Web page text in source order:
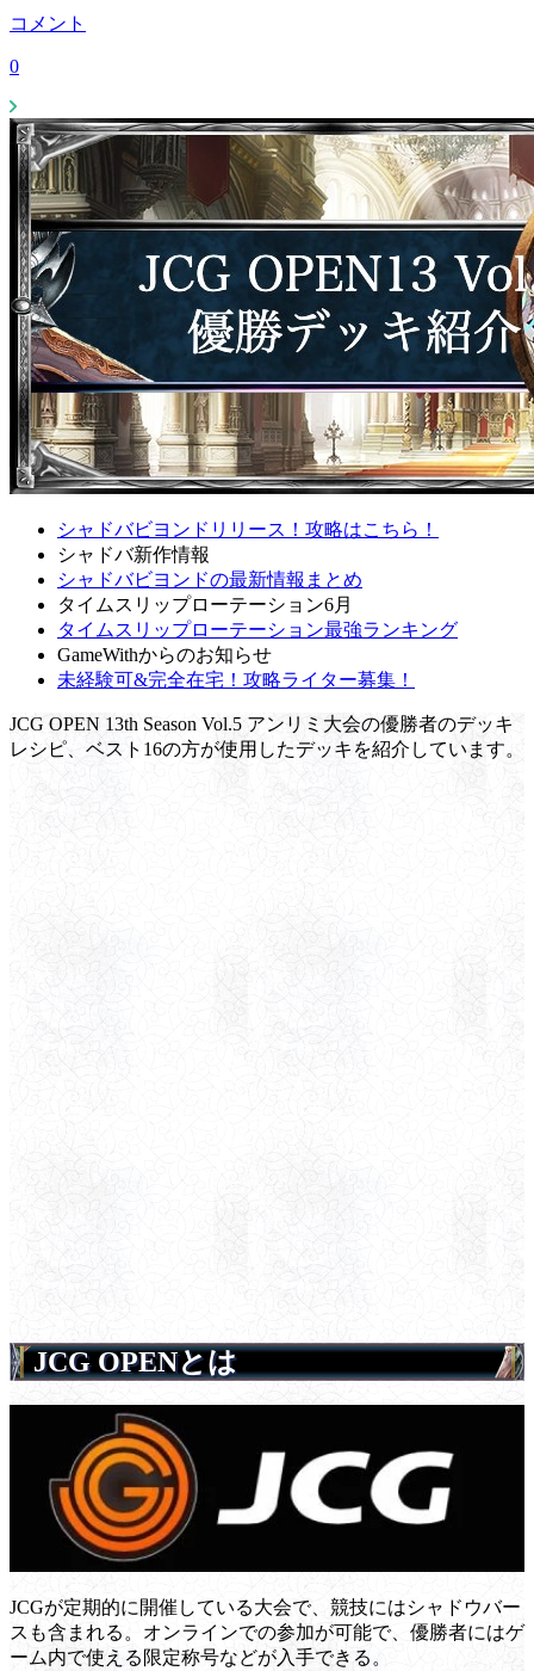
コメント
0
シャドバビヨンドリリース！攻略はこちら！
シャドバ新作情報
シャドバビヨンドの最新情報まとめ
タイムスリップローテーション6月
タイムスリップローテーション最強ランキング
GameWithからのお知らせ
未経験可&完全在宅！攻略ライター募集！
JCG OPEN 13th Season Vol.5 アンリミ大会の優勝者のデッキ
レシピ、ベスト16の方が使用したデッキを紹介しています。
JCG OPENとは
JCGが定期的に開催している大会で、競技にはシャドウバー
スも含まれる。オンラインでの参加が可能で、優勝者にはゲ
ーム内で使える限定称号などが入手できる。